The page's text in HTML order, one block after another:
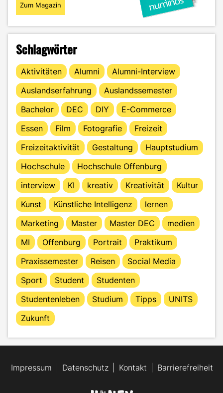
Zum Magazin
Schlagwörter
Aktivitäten Alumni
Alumni-Interview
Auslandserfahrung
Auslandssemester
Bachelor
DEC DIY
E-Commerce
Essen
Film Fotografie
Freizeit
Freizeitaktivität
Gestaltung
Hauptstudium
Hochschule
Hochschule Offenburg
interview
KI kreativ Kreativität
Kultur
Kunst
Künstliche Intelligenz
lernen
Marketing
Master Master DEC
medien
MI
Offenburg Portrait
Praktikum
Praxissemester
Reisen
Social Media
Sport
Student
Studenten
Studentenleben
Studium Tipps
UNITS
Zukunft
Impressum Datenschutz Kontakt Barrierefreiheit